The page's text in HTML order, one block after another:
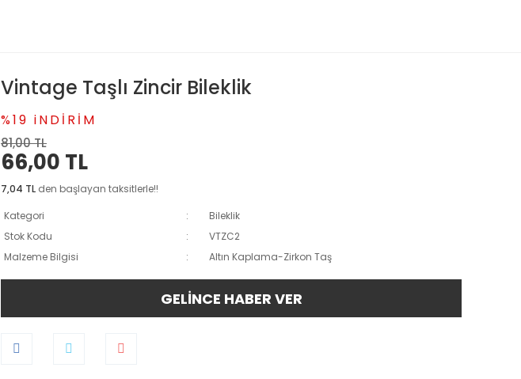
Vintage Taşlı Zincir Bileklik
%19 iNDİRİM
81,00 TL
66,00 TL
7,04 TL den başlayan taksitlerle!!
Kategori
Bileklik
Stok Kodu
VTZC2
Malzeme Bilgisi
Altın Kaplama-Zirkon Taş
GELİNCE HABER VER